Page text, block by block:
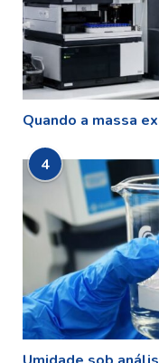
Quando a massa
4